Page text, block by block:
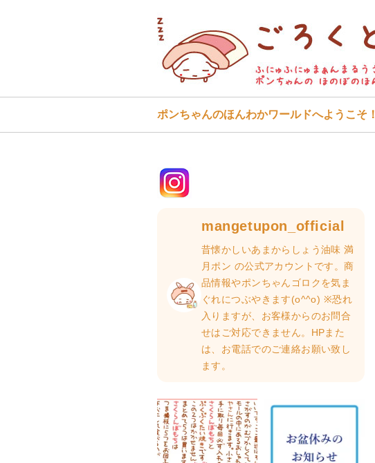
ポンちゃんのほんわかワールドへようこそ！
mangetupon_official
昔懐かしいあまからしょう油味 満
月ポン の公式アカウントです。商
品情報やポンちゃんゴロクを気ま
ぐれにつぶやきます(o^^o) ※恐れ
入りますが、お客様からのお問合
せはご対応できません。HPまた
は、お電話でのご連絡お願い致し
ます。